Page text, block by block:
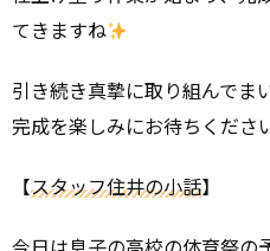
てきますね
引き続き真摯に取り組んでま
完成を楽しみにお待ちくださ
【スタッフ住井の小話】